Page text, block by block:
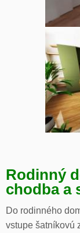
Rodinný
chodba a
Do rodinného
vstupe šatníkovú